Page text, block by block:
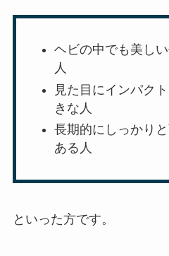
ヘビの中でも美し
人
見た目にインパク
きな人
長期的にしっかり
ある人
といった方です。